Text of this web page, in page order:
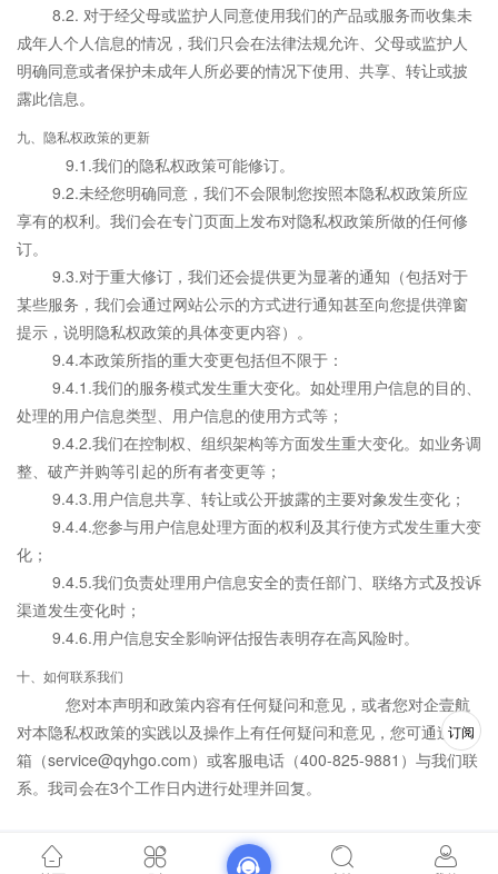
8.2. 对于经父母或监护人同意使用我们的产品或服务而收集未
成年人个人信息的情况，我们只会在法律法规允许、父母或监护人
明确同意或者保护未成年人所必要的情况下使用、共享、转让或披
露此信息。
九、隐私权政策的更新
9.1.我们的隐私权政策可能修订。
9.2.未经您明确同意，我们不会限制您按照本隐私权政策所应
享有的权利。我们会在专门页面上发布对隐私权政策所做的任何修
订。
9.3.对于重大修订，我们还会提供更为显著的通知（包括对于
某些服务，我们会通过网站公示的方式进行通知甚至向您提供弹窗
提示，说明隐私权政策的具体变更内容）。
9.4.本政策所指的重大变更包括但不限于：
9.4.1.我们的服务模式发生重大变化。如处理用户信息的目的、
处理的用户信息类型、用户信息的使用方式等；
9.4.2.我们在控制权、组织架构等方面发生重大变化。如业务调
整、破产并购等引起的所有者变更等；
9.4.3.用户信息共享、转让或公开披露的主要对象发生变化；
9.4.4.您参与用户信息处理方面的权利及其行使方式发生重大变
化；
9.4.5.我们负责处理用户信息安全的责任部门、联络方式及投诉
渠道发生变化时；
9.4.6.用户信息安全影响评估报告表明存在高风险时。
十、如何联系我们
您对本声明和政策内容有任何疑问和意见，或者您对企壹航
对本隐私权政策的实践以及操作上有任何疑问和意见，您可通过邮
箱（service@qyhgo.com）或客服电话（400-825-9881）与我们联
系。我司会在3个工作日内进行处理并回复。
订阅